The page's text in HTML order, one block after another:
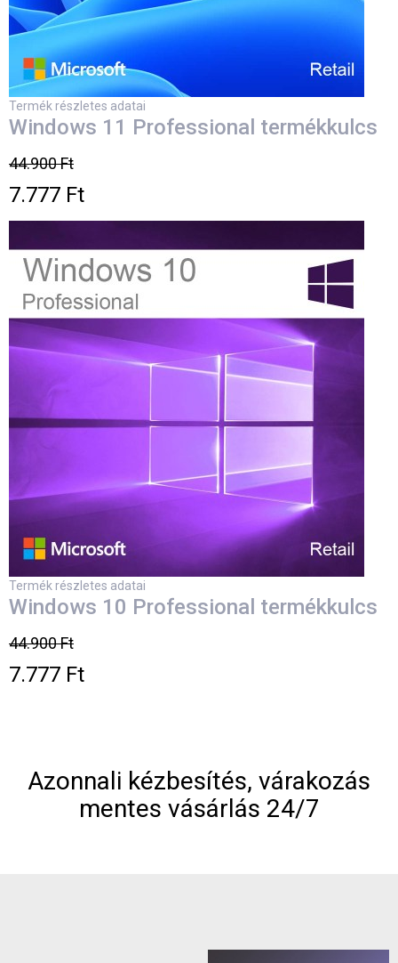
Termék részletes adatai
Windows 11 Professional termékkulcs
44.900 Ft
7.777 Ft
Termék részletes adatai
Windows 10 Professional termékkulcs
44.900 Ft
7.777 Ft
Azonnali kézbesítés, várakozás
mentes vásárlás 24/7